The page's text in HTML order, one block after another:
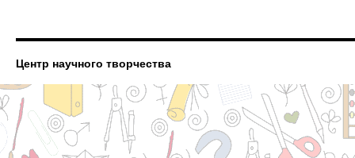
Центр научного творчества